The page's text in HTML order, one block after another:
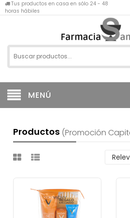
Tus productos en casa en sólo 24 - 48
horas hábiles
MENÚ
Productos (promoción